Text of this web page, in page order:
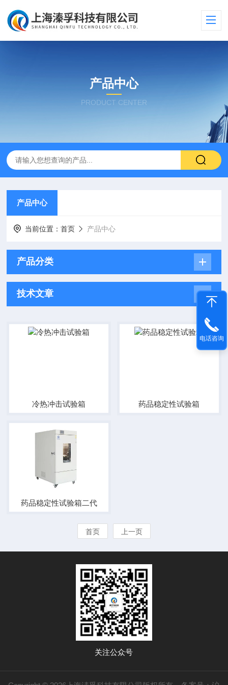
产品中心
PRODUCT CENTER
产品中心
当前位置：首页 产品中心
产品分类
技术文章
冷热冲击试验箱 药品稳定性试验箱
药品稳定性试验箱二代
首页 上一页
关注公众号
电话咨询